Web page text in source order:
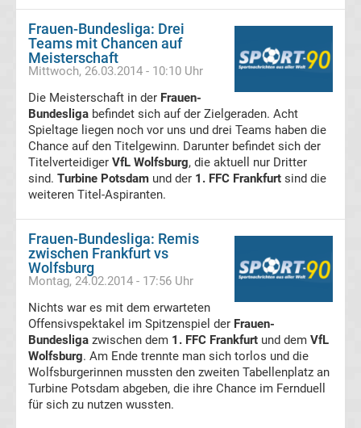
Alle
Sieger
Champions
League
der
Frauen
Bundesliga
Meister
Frauen-Bundesliga: Drei
Teams mit Chancen auf
Meisterschaft
Mittwoch, 26.03.2014 - 10:10 Uhr
Die Meisterschaft in der Frauen-
Bundesliga befindet sich auf der Zielgeraden. Acht
Spieltage liegen noch vor uns und drei Teams haben die
Chance auf den Titelgewinn. Darunter befindet sich der
Titelverteidiger VfL Wolfsburg, die aktuell nur Dritter
sind. Turbine Potsdam und der 1. FFC Frankfurt sind die
weiteren Titel-Aspiranten.
Frauen-Bundesliga: Remis
zwischen Frankfurt vs
Wolfsburg
Montag, 24.02.2014 - 17:56 Uhr
Nichts war es mit dem erwarteten
Offensivspektakel im Spitzenspiel der Frauen-
Bundesliga zwischen dem 1. FFC Frankfurt und dem VfL
Wolfsburg. Am Ende trennte man sich torlos und die
Wolfsburgerinnen mussten den zweiten Tabellenplatz an
Turbine Potsdam abgeben, die ihre Chance im Fernduell
für sich zu nutzen wussten.